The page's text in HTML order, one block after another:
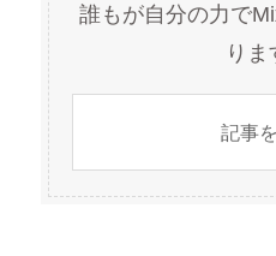
誰もが自分の力で
りま
記事